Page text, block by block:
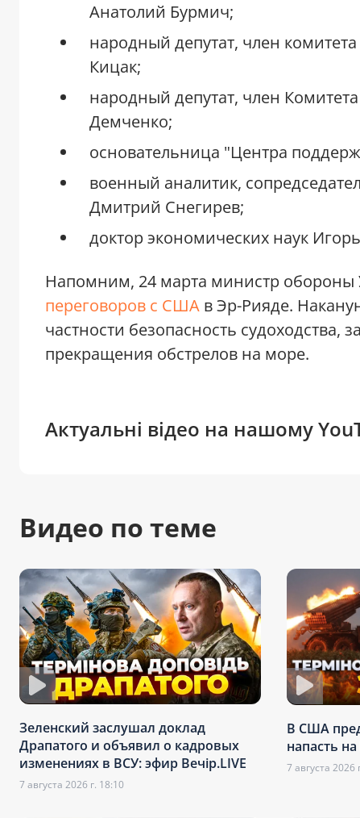
Анатолий Бурмич;
народный депутат, член
Кицак;
народный депутат, член
Демченко;
основательница "Центра
военный аналитик,
Дмитрий Снегирев;
доктор экономических наук
Напомним, 24 марта министр обороны
переговоров с США в Эр-Рияде.
частности безопасность
прекращения обстрелов на море.
Актуальні відео на нашому
Видео по теме
Зеленский заслушал доклад
Драпатого и объявил о кадровых
изменениях в ВСУ: эфир Вечір.LIVE
7 августа 2026 г. 18:10
В США
напасть
7 августа 2026